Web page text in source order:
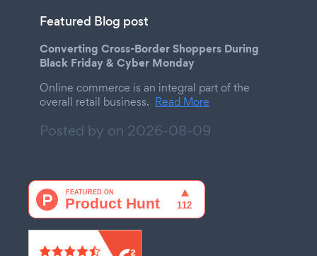
Featured Blog post
Converting Cross-Border Shoppers During
Black Friday & Cyber Monday
Online commerce is an integral part of the
overall retail business. Read More
Posted by on 2026-08-09